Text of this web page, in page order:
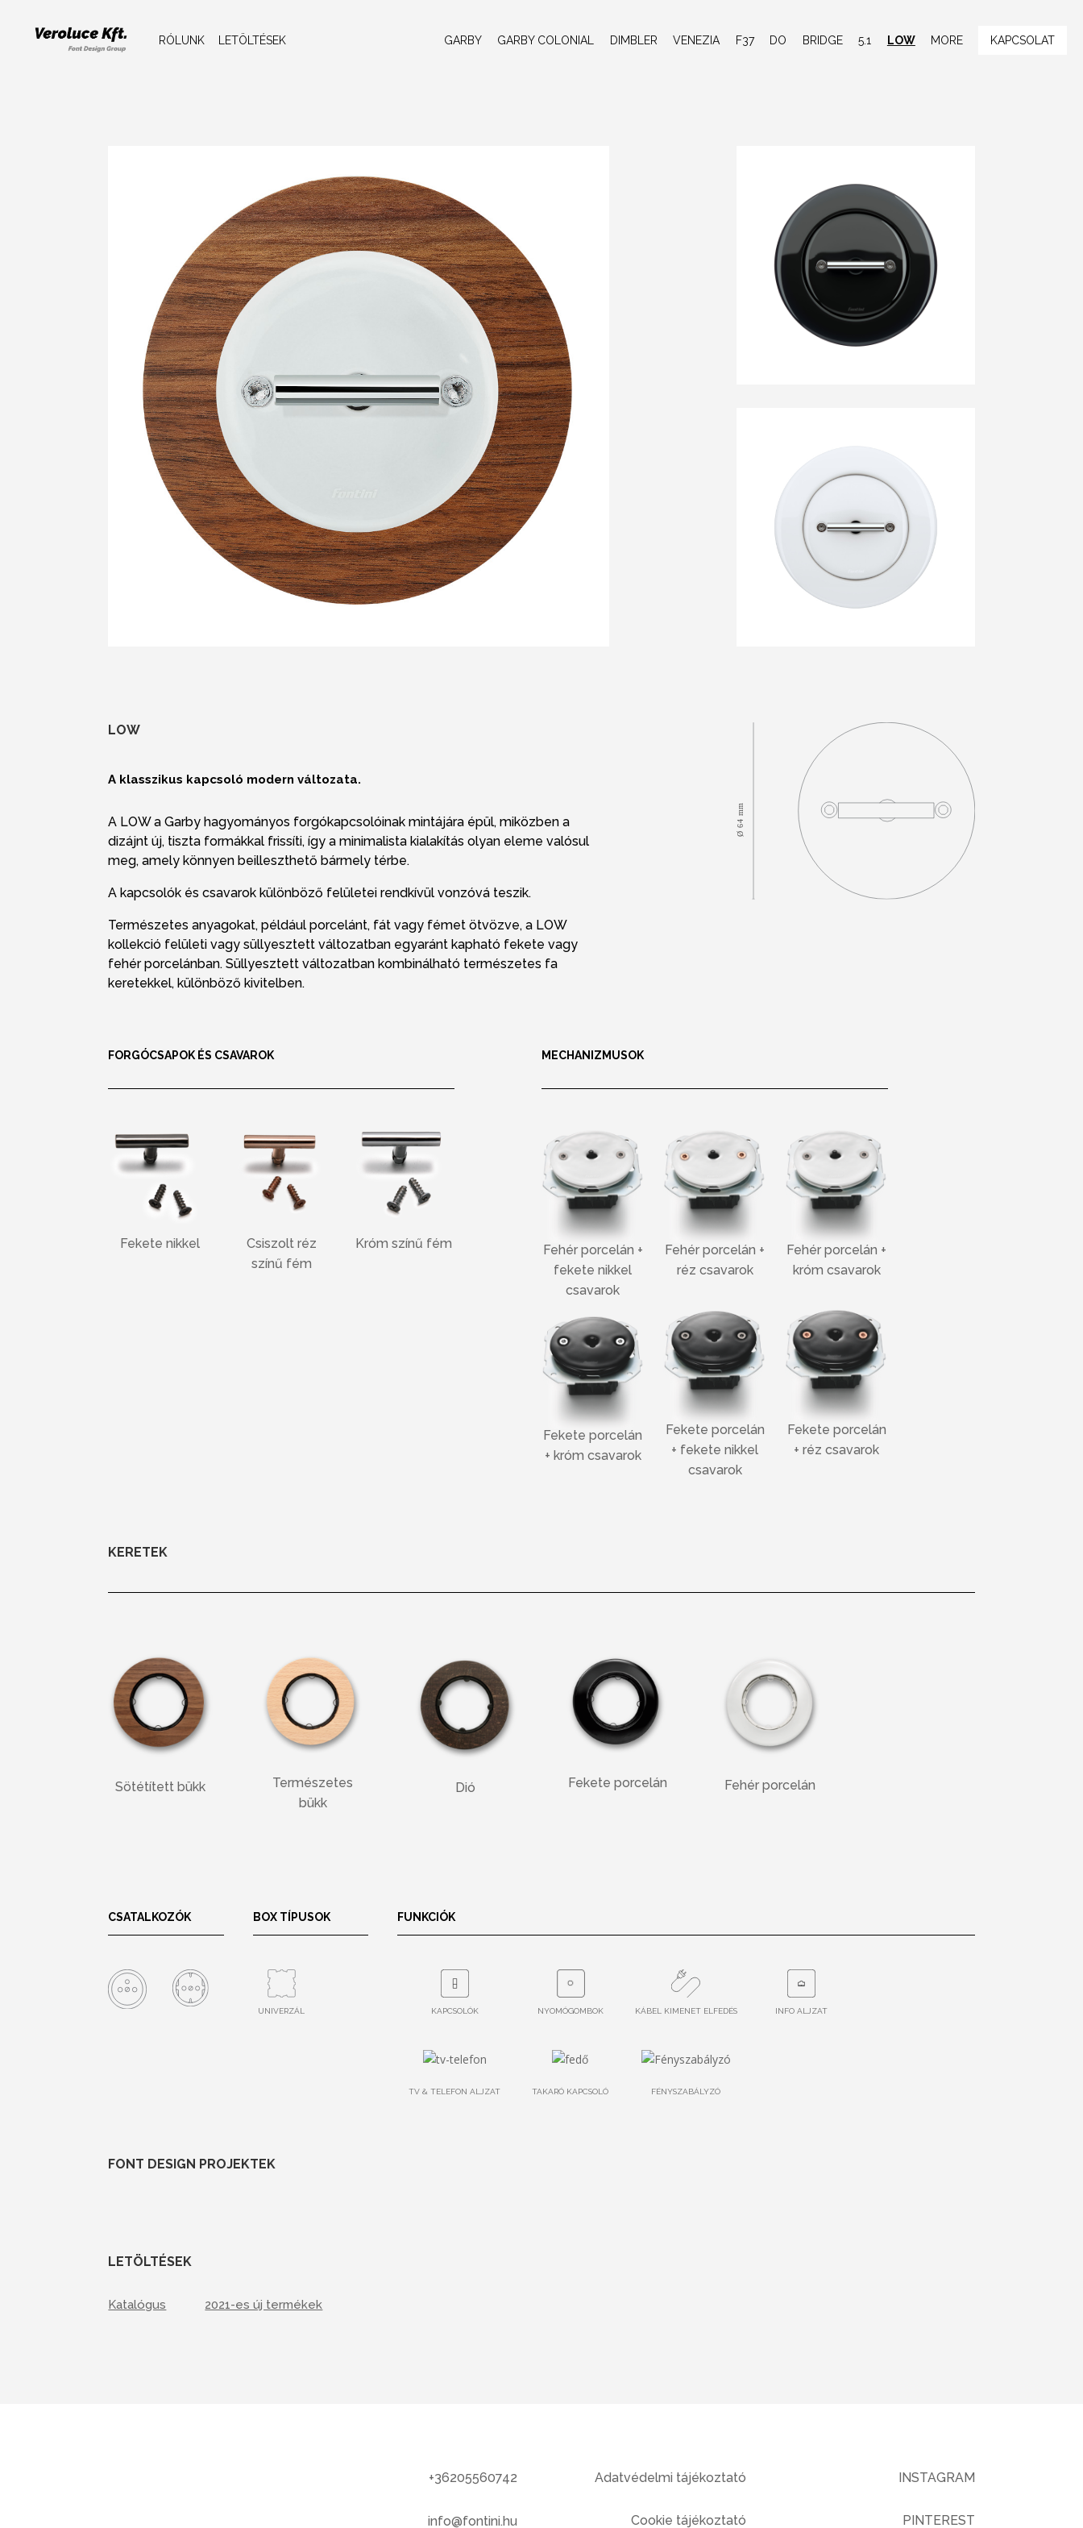
RÓLUNK LETÖLTÉSEK GARBY GARBY COLONIAL DIMBLER VENEZIA F37 DO BRIDGE 5.1 LOW MORE KAPCSOLAT
LOW
A klasszikus kapcsoló modern változata.
A LOW a Garby hagyományos forgókapcsolóinak mintájára épül, miközben a
dizájnt új, tiszta formákkal frissíti, így a minimalista kialakítás olyan eleme valósul
meg, amely könnyen beilleszthető bármely térbe.
A kapcsolók és csavarok különböző felületei rendkívül vonzóvá teszik.
Természetes anyagokat, például porcelánt, fát vagy fémet ötvözve, a LOW
kollekció felületi vagy süllyesztett változatban egyaránt kapható fekete vagy
fehér porcelánban. Süllyesztett változatban kombinálható természetes fa
keretekkel, különböző kivitelben.
Fekete nikkel
Csiszolt réz
színű fém
Króm színű fém
Fehér porcelán +
fekete nikkel
csavarok
Fekete porcelán
+ króm csavarok
Fehér porcelán +
réz csavarok
Fekete porcelán
+ fekete nikkel
csavarok
Fehér porcelán +
króm csavarok
Fekete porcelán
+ réz csavarok
FORGÓCSAPOK ÉS CSAVAROK MECHANIZMUSOK
KERETEK
Sötétített bükk
Természetes
bükk
Dió Fekete porcelán Fehér porcelán
UNIVERZÁL KAPCSOLÓK NYOMÓGOMBOK KÁBEL KIMENET ELFEDÉS INFO ALJZAT
TV & TELEFON ALJZAT TAKARÓ KAPCSOLÓ FÉNYSZABÁLYZÓ
CSATALKOZÓK BOX TÍPUSOK FUNKCIÓK
FONT DESIGN PROJEKTEK
LETÖLTÉSEK
Katalógus 2021-es új termékek
+36205560742
info@fontini.hu
Adatvédelmi tájékoztató
Cookie tájékoztató
INSTAGRAM
PINTEREST